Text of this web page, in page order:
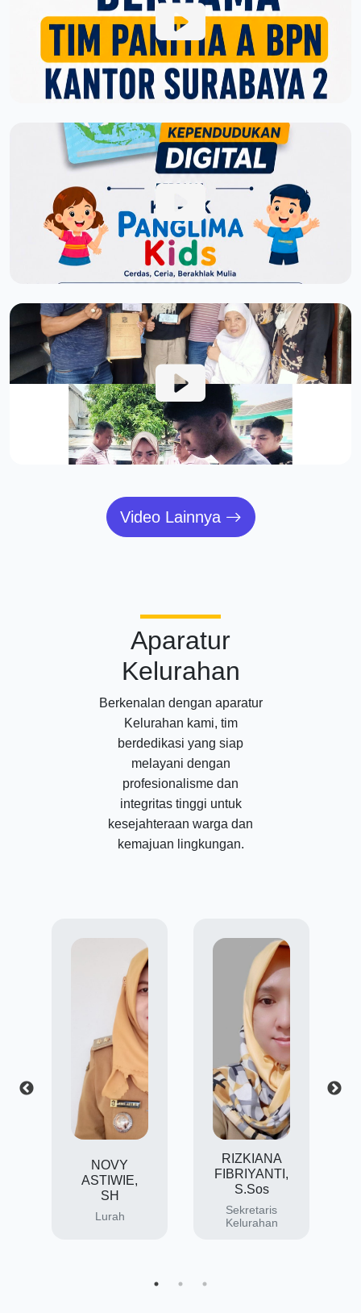
Video Lainnya
Aparatur
Kelurahan
Berkenalan dengan aparatur
Kelurahan kami, tim
berdedikasi yang siap
melayani dengan
profesionalisme dan
integritas tinggi untuk
kesejahteraan warga dan
kemajuan lingkungan.
NOVY
ASTIWIE,
SH
Lurah
RIZKIANA
FIBRIYANTI,
S.Sos
Sekretaris
Kelurahan